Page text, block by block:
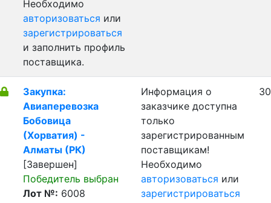
Необходимо
авторизоваться или
зарегистрироваться
и заполнить профиль
поставщика.
Закупка:
Авиаперевозка
Бобовица
(Хорватия) -
Алматы (РК)
[Завершен]
Победитель выбран
Лот №: 6008
Информация о
заказчике доступна
только
зарегистрированным
поставщикам!
Необходимо
авторизоваться или
зарегистрироваться